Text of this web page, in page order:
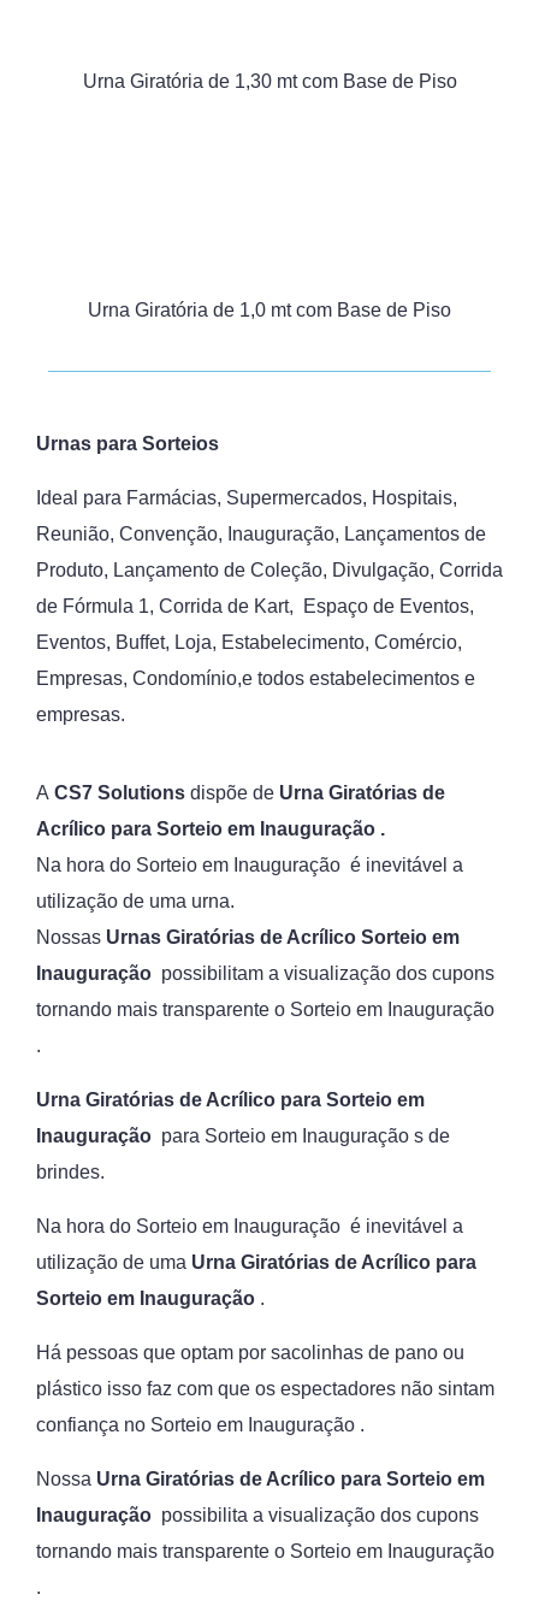
Urna Giratória de 1,30 mt com Base de Piso
Urna Giratória de 1,0 mt com Base de Piso
Urnas para Sorteios
Ideal para Farmácias, Supermercados, Hospitais,
Reunião, Convenção, Inauguração, Lançamentos de
Produto, Lançamento de Coleção, Divulgação, Corrida
de Fórmula 1, Corrida de Kart, Espaço de Eventos,
Eventos, Buffet, Loja, Estabelecimento, Comércio,
Empresas, Condomínio,e todos estabelecimentos e
empresas.
A CS7 Solutions dispõe de Urna Giratórias de
Acrílico para Sorteio em Inauguração .
Na hora do Sorteio em Inauguração é inevitável a
utilização de uma urna.
Nossas Urnas Giratórias de Acrílico Sorteio em
Inauguração possibilitam a visualização dos cupons
tornando mais transparente o Sorteio em Inauguração
.
Urna Giratórias de Acrílico para Sorteio em
Inauguração para Sorteio em Inauguração s de
brindes.
Na hora do Sorteio em Inauguração é inevitável a
utilização de uma Urna Giratórias de Acrílico para
Sorteio em Inauguração .
Há pessoas que optam por sacolinhas de pano ou
plástico isso faz com que os espectadores não sintam
confiança no Sorteio em Inauguração .
Nossa Urna Giratórias de Acrílico para Sorteio em
Inauguração possibilita a visualização dos cupons
tornando mais transparente o Sorteio em Inauguração
.